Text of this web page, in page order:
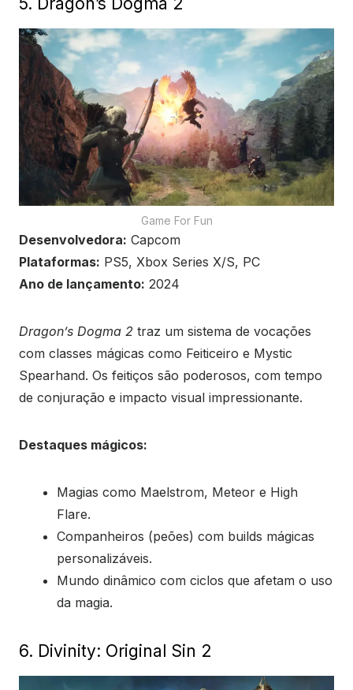
Game For Fun
Desenvolvedora: Capcom
Plataformas: PS5, Xbox Series X/S, PC
Ano de lançamento: 2024
Dragon’s Dogma 2 traz um sistema de vocações
com classes mágicas como Feiticeiro e Mystic
Spearhand. Os feitiços são poderosos, com tempo
de conjuração e impacto visual impressionante.
Destaques mágicos:
Magias como Maelstrom, Meteor e High
Flare.
Companheiros (peões) com builds mágicas
personalizáveis.
Mundo dinâmico com ciclos que afetam o uso
da magia.
6. Divinity: Original Sin 2